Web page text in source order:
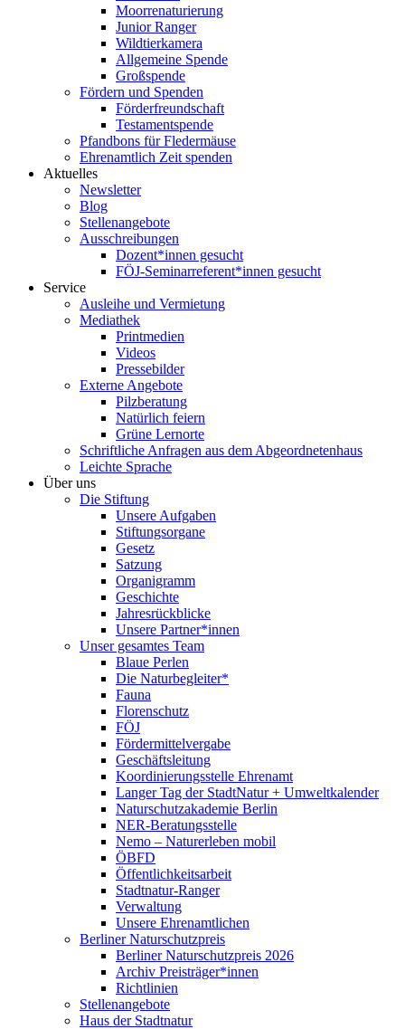
Moorrenaturierung
Junior Ranger
Wildtierkamera
Allgemeine Spende
Großspende
Fördern und Spenden
Förderfreundschaft
Testamentspende
Pfandbons für Fledermäuse
Ehrenamtlich Zeit spenden
Aktuelles
Newsletter
Blog
Stellenangebote
Ausschreibungen
Dozent*innen gesucht
FÖJ-Seminarreferent*innen gesucht
Service
Ausleihe und Vermietung
Mediathek
Printmedien
Videos
Pressebilder
Externe Angebote
Pilzberatung
Natürlich feiern
Grüne Lernorte
Schriftliche Anfragen aus dem Abgeordnetenhaus
Leichte Sprache
Über uns
Die Stiftung
Unsere Aufgaben
Stiftungsorgane
Gesetz
Satzung
Organigramm
Geschichte
Jahresrückblicke
Unsere Partner*innen
Unser gesamtes Team
Blaue Perlen
Die Naturbegleiter*
Fauna
Florenschutz
FÖJ
Fördermittelvergabe
Geschäftsleitung
Koordinierungsstelle Ehrenamt
Langer Tag der StadtNatur + Umweltkalender
Naturschutzakademie Berlin
NER-Beratungsstelle
Nemo – Naturerleben mobil
ÖBFD
Öffentlichkeitsarbeit
Stadtnatur-Ranger
Verwaltung
Unsere Ehrenamtlichen
Berliner Naturschutzpreis
Berliner Naturschutzpreis 2026
Archiv Preisträger*innen
Richtlinien
Stellenangebote
Haus der Stadtnatur